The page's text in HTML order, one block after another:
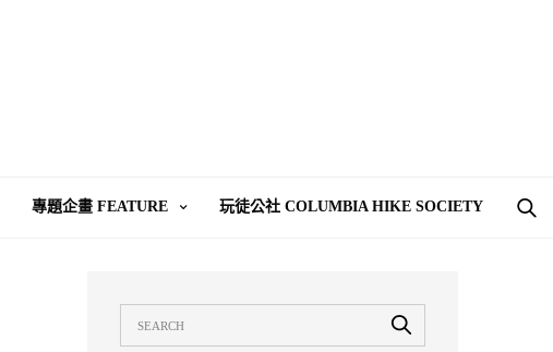
專題企畫 FEATURE 玩徒公社 COLUMBIA HIKE SOCIETY